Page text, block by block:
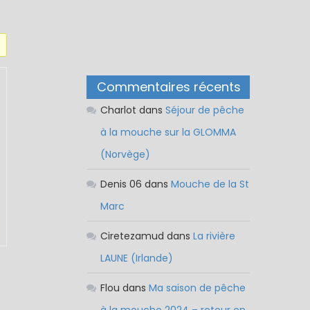
Commentaires récents
Charlot dansSéjour de pêche
à la mouche sur la GLOMMA
(Norvège)
Denis 06 dansMouche de la St
Marc
Ciretezamud dansLa rivière
LAUNE (Irlande)
Flou dansMa saison de pêche